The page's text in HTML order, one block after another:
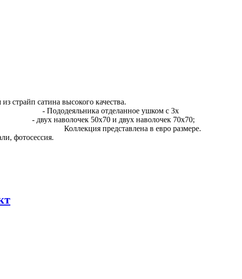
постельного белья из страйп
ушком с 3х
50х70 и двух
в евро размере.
фотосессия.